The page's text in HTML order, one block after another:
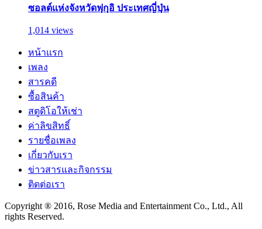
ซอลต์แห่งจังหวัดฟุกุอิ ประเทศญี่ปุ่น
1,014 views
หน้าแรก
เพลง
สารคดี
ซื้อสินค้า
สตูดิโอให้เช่า
ค่าลิขสิทธิ์
รายชื่อเพลง
เกี่ยวกับเรา
ข่าวสารและกิจกรรม
ติดต่อเรา
Copyright ® 2016, Rose Media and Entertainment Co., Ltd., All
rights Reserved.